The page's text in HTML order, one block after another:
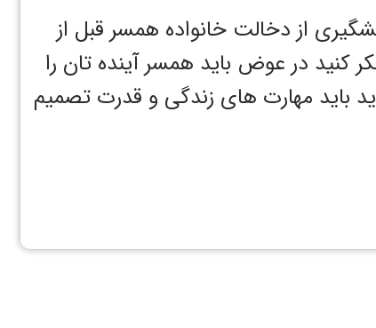
از دخالت خانواده همسر قبل از
کنید در عوض باید همسر آینده تان را
باید مهارت های زندگی و قدرت تصمیم